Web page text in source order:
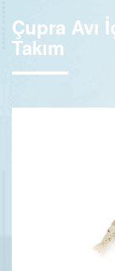
Çupra Avı
Takım